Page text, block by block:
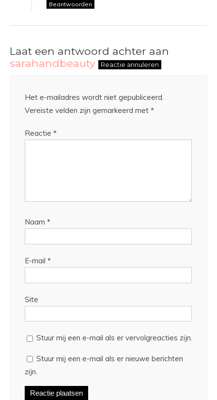
Beantwoorden
Laat een antwoord achter aan
sarahandbeauty
Reactie annuleren
Het e-mailadres wordt niet gepubliceerd.
Vereiste velden zijn gemarkeerd met *
Reactie *
Naam *
E-mail *
Site
Stuur mij een e-mail als er vervolgreacties zijn.
Stuur mij een e-mail als er nieuwe berichten
zijn.